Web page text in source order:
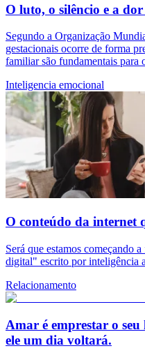
O luto, o silêncio e a
Segundo a Organização
gestacionais ocorre de forma
familiar são fundamentais para
Inteligencia emocional
O conteúdo da internet
Será que estamos começando
digital" escrito por inteligência
Relacionamento
Amar é emprestar o
ele um dia voltará.